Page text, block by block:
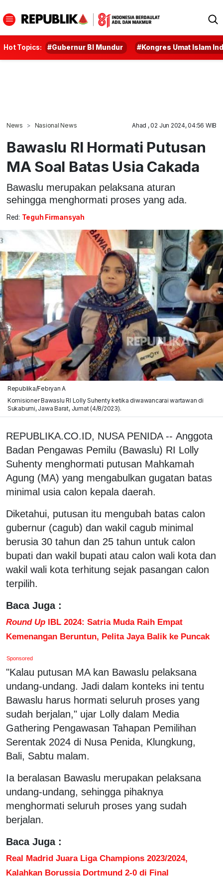
Hot Topics: #Gubernur BI Mundur #Kongres Umat Islam
News Nasional News Ahad , 02 Jun 2024, 04:56 WIB
Bawaslu RI Hormati Putusan
MA Soal Batas Usia Cakada
Bawaslu merupakan pelaksana aturan
sehingga menghormati proses yang ada.
Red: Teguh Firmansyah
Republika/Febryan A
Komisioner Bawaslu RI Lolly Suhenty ketika diwawancarai wartawan di
Sukabumi, Jawa Barat, Jumat (4/8/2023).
REPUBLIKA.CO.ID, NUSA PENIDA -- Anggota
Badan Pengawas Pemilu (Bawaslu) RI Lolly
Suhenty menghormati putusan Mahkamah
Agung (MA) yang mengabulkan gugatan batas
minimal usia calon kepala daerah.
Diketahui, putusan itu mengubah batas calon
gubernur (cagub) dan wakil cagub minimal
berusia 30 tahun dan 25 tahun untuk calon
bupati dan wakil bupati atau calon wali kota dan
wakil wali kota terhitung sejak pasangan calon
terpilih.
Baca Juga :
Round Up IBL 2024: Satria Muda Raih Empat
Kemenangan Beruntun, Pelita Jaya Balik ke Puncak
Sponsored
"Kalau putusan MA kan Bawaslu pelaksana
undang-undang. Jadi dalam konteks ini tentu
Bawaslu harus hormati seluruh proses yang
sudah berjalan," ujar Lolly dalam Media
Gathering Pengawasan Tahapan Pemilihan
Serentak 2024 di Nusa Penida, Klungkung,
Bali, Sabtu malam.
Ia beralasan Bawaslu merupakan pelaksana
undang-undang, sehingga pihaknya
menghormati seluruh proses yang sudah
berjalan.
Baca Juga :
Real Madrid Juara Liga Champions 2023/2024,
Kalahkan Borussia Dortmund 2-0 di Final